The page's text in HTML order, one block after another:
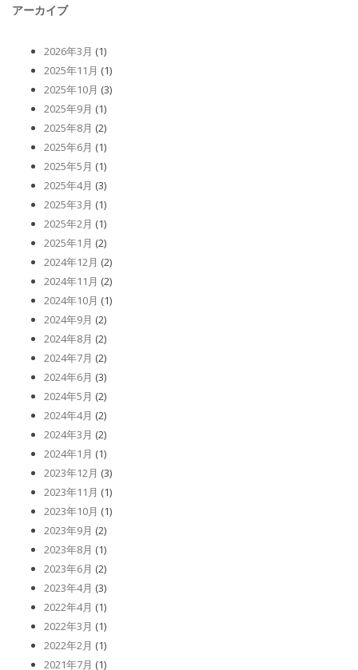
アーカイブ
2026年3月 (1)
2025年11月 (1)
2025年10月 (3)
2025年9月 (1)
2025年8月 (2)
2025年6月 (1)
2025年5月 (1)
2025年4月 (3)
2025年3月 (1)
2025年2月 (1)
2025年1月 (2)
2024年12月 (2)
2024年11月 (2)
2024年10月 (1)
2024年9月 (2)
2024年8月 (2)
2024年7月 (2)
2024年6月 (3)
2024年5月 (2)
2024年4月 (2)
2024年3月 (2)
2024年1月 (1)
2023年12月 (3)
2023年11月 (1)
2023年10月 (1)
2023年9月 (2)
2023年8月 (1)
2023年6月 (2)
2023年4月 (3)
2022年4月 (1)
2022年3月 (1)
2022年2月 (1)
2021年7月 (1)